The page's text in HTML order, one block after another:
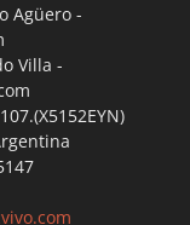
Agüero -
Villa -